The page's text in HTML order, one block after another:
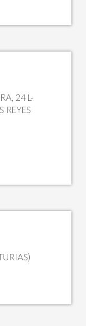
24 L-
REYES